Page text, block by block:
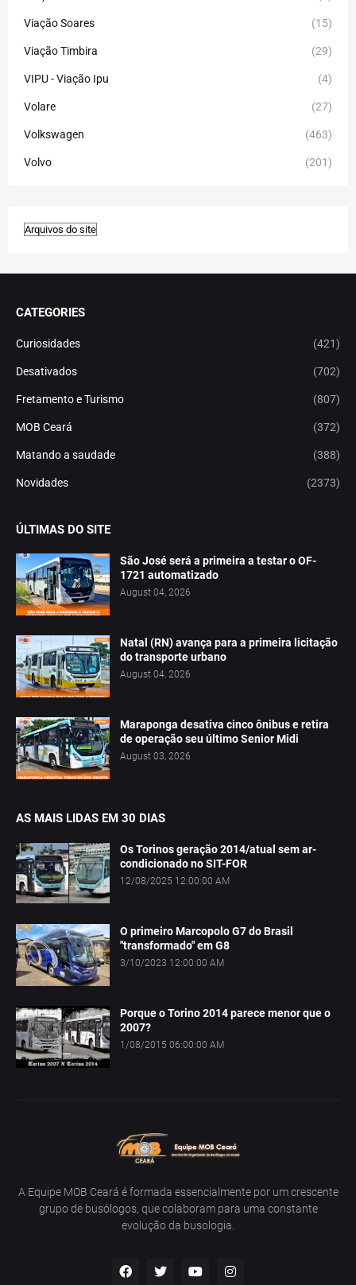
Viação Soares (15)
Viação Timbira (29)
VIPU - Viação Ipu (4)
Volare (27)
Volkswagen (463)
Volvo (201)
CATEGORIES
Curiosidades (421)
Desativados (702)
Fretamento e Turismo (807)
MOB Ceará (372)
Matando a saudade (388)
Novidades (2373)
ÚLTIMAS DO SITE
São José será a primeira a testar o OF-
1721 automatizado
August 04, 2026
Natal (RN) avança para a primeira licitação
do transporte urbano
August 04, 2026
Maraponga desativa cinco ônibus e retira
de operação seu último Senior Midi
August 03, 2026
AS MAIS LIDAS EM 30 DIAS
Os Torinos geração 2014/atual sem ar-
condicionado no SIT-FOR
12/08/2025 12:00:00 AM
O primeiro Marcopolo G7 do Brasil
"transformado" em G8
3/10/2023 12:00:00 AM
Porque o Torino 2014 parece menor que o
2007?
1/08/2015 06:00:00 AM
A Equipe MOB Ceará é formada essencialmente por um crescente
grupo de busólogos, que colaboram para uma constante
evolução da busologia.